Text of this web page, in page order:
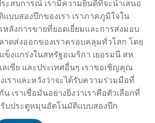
ะสบการณ์ เรามีความยินดีที่จะนำเสนอ
บบสองปีกของเรา เราภาคภูมิใจใน
หลังการขายที่ยอดเยี่ยมและการส่งมอบ
าดส่งออกของเราครอบคลุมทั่วโลก โดย
ข็งแกร่งในสหรัฐอเมริกา เยอรมนี สห
เซีย และประเทศอื่นๆ เราขอเชิญคุณ
เราและหวังว่าจะได้รับความร่วมมือที่
เราเชื่อมั่นอย่างยิ่งว่าเราคือตัวเลือกที่
บประตูหมุนอัตโนมัติแบบสองปีก